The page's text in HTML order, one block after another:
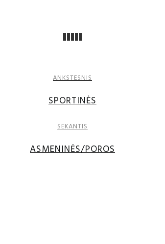
ANKSTESNIS
SPORTINĖS
SEKANTIS
ASMENINĖS/POROS